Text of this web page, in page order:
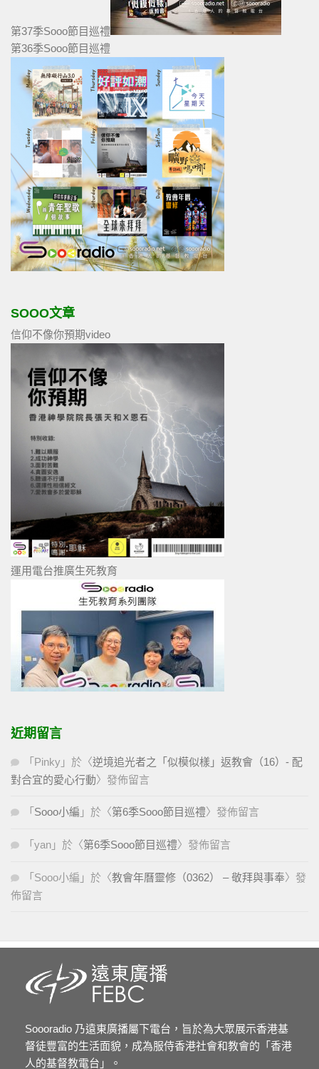
第37季Sooo節目巡禮
第36季Sooo節目巡禮
SOOO文章
信仰不像你預期video
運用電台推廣生死教育
近期留言
「 Pinky 」於〈逆境追光者之「似模似樣」返教會（16）- 配
對合宜的愛心行動〉發佈留言
「 Sooo小編 」於〈第6季Sooo節目巡禮〉發佈留言
「 yan 」於〈第6季Sooo節目巡禮〉發佈留言
「 Sooo小編 」於〈教會年曆靈修（0362） – 敬拜與事奉〉發
佈留言
Soooradio 乃遠東廣播屬下電台，旨於為大眾展示香港基
督徒豐富的生活面貌，成為服侍香港社會和教會的「香港
人的基督教電台」。